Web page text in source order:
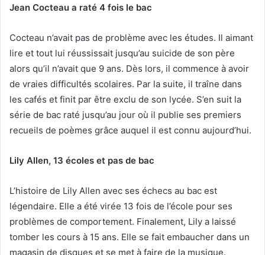
Jean Cocteau a raté 4 fois le bac
Cocteau n’avait pas de problème avec les études. Il aimant
lire et tout lui réussissait jusqu’au suicide de son père
alors qu’il n’avait que 9 ans. Dès lors, il commence à avoir
de vraies difficultés scolaires. Par la suite, il traîne dans
les cafés et finit par être exclu de son lycée. S’en suit la
série de bac raté jusqu’au jour où il publie ses premiers
recueils de poèmes grâce auquel il est connu aujourd’hui.
Lily Allen, 13 écoles et pas de bac
L’histoire de Lily Allen avec ses échecs au bac est
légendaire. Elle a été virée 13 fois de l’école pour ses
problèmes de comportement. Finalement, Lily a laissé
tomber les cours à 15 ans. Elle se fait embaucher dans un
magasin de disques et se met à faire de la musique.